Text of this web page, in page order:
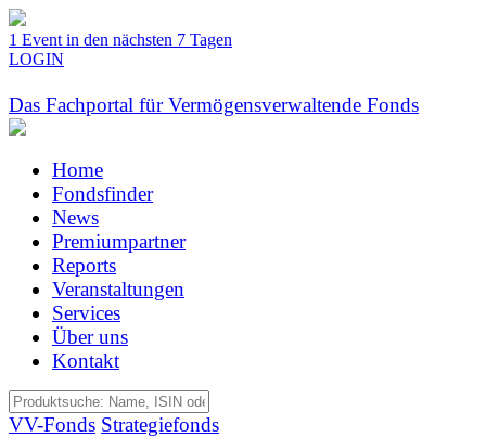
1 Event in den nächsten 7 Tagen
LOGIN
Das Fachportal für Vermögensverwaltende Fonds
Home
Fondsfinder
News
Premiumpartner
Reports
Veranstaltungen
Services
Über uns
Kontakt
VV-Fonds Strategiefonds